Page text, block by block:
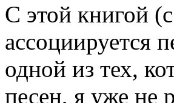
С этой книгой
ассоциируется
одной из тех,
песен, я уже не